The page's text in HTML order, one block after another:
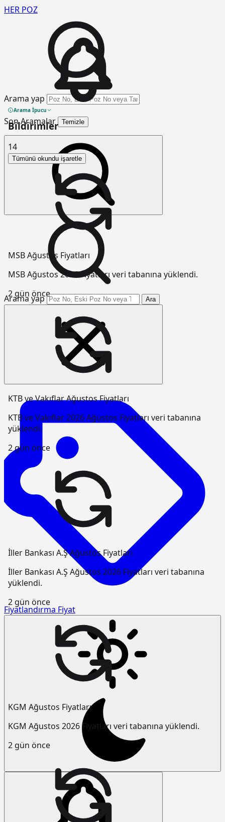
HER POZ
Arama yap
Arama İpucu
Son Aramalar Temizle
Arama yap Ara
Fiyatlandırma Fiyat
Bildirimler
14
Tümünü okundu işaretle
MSB Ağustos Fiyatları
MSB Ağustos 2026 Fiyatları veri tabanına yüklendi.
2 gün önce
KTB ve Vakıflar Ağustos Fiyatları
KTB ve Vakıflar 2026 Ağustos Fiyatları veri tabanına
yüklendi.
2 gün önce
İller Bankası A.Ş Ağustos Fiyatları
İller Bankası A.Ş Ağustos 2026 Fiyatları veri tabanına
yüklendi.
2 gün önce
KGM Ağustos Fiyatları
KGM Ağustos 2026 Fiyatları veri tabanına yüklendi.
2 gün önce